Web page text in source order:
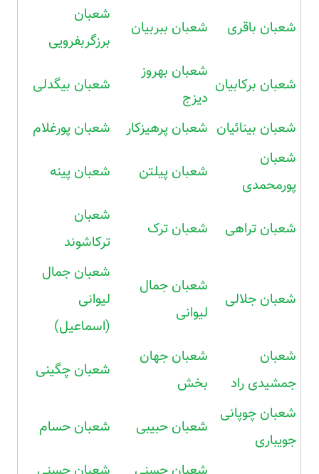
شعبان باقری شعبان ببربیان
شعبان
برزگربفرویی
شعبان برکابیان
شعبان بهروز
دیزج
شعبان بیگدلی
شعبان بینائیان شعبان پرهیزکار
شعبان پورغلام
شعبان
پورمحمدی
شعبان پیلتن شعبان پینه
شعبان تراهی شعبان ترک
شعبان
ترکاشوند
شعبان جلالی
شعبان جمال
لیوانی
شعبان جمال
لیوانی
(اسماعیل)
شعبان
جمشیدی راد
شعبان جهان
بخش
شعبان چگینی
شعبان چوپانی
جویباری
شعبان حبیبی شعبان حسام